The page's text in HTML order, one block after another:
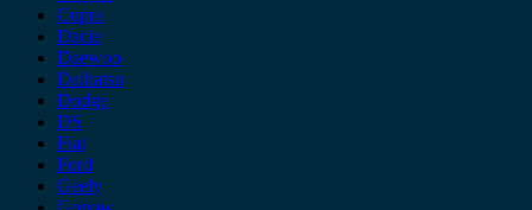
Cupra
Dacia
Daewoo
Daihatsu
Dodge
DS
Fiat
Ford
Geely